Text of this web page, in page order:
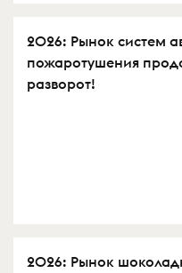
2026: Рынок систем
пожаротушения
разворот!
2026: Рынок